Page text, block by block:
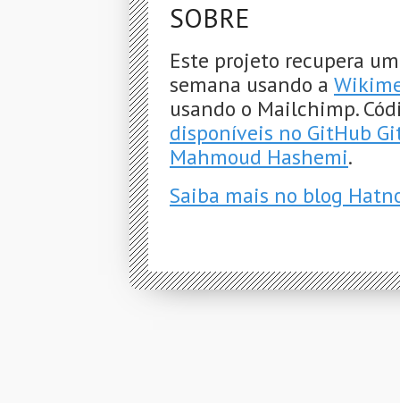
SOBRE
Este projeto recupera
semana usando a
usando o Mailchimp.
disponíveis no GitHub
Mahmoud Hashemi.
Saiba mais no blog